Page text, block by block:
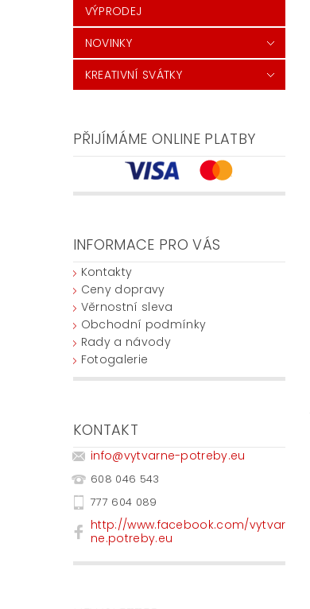
VÝPRODEJ
NOVINKY
KREATIVNÍ SVÁTKY
PŘIJÍMÁME ONLINE PLATBY
INFORMACE PRO VÁS
Kontakty
Ceny dopravy
Věrnostní sleva
Obchodní podmínky
Rady a návody
Fotogalerie
KONTAKT
info@vytvarne-potreby.eu
608 046 543
777 604 089
http://www.facebook.com/vytvar
ne.potreby.eu